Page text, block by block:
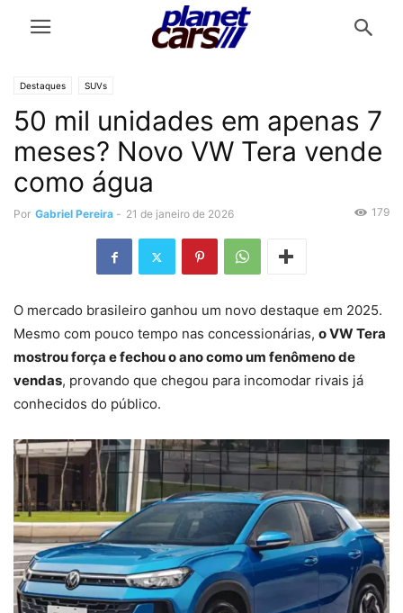
Destaques SUVs
50 mil unidades em apenas 7
meses? Novo VW Tera vende
como água
Por Gabriel Pereira - 21 de janeiro de 2026 179
O mercado brasileiro ganhou um novo destaque em 2025.
Mesmo com pouco tempo nas concessionárias, o VW Tera
mostrou força e fechou o ano como um fenômeno de
vendas, provando que chegou para incomodar rivais já
conhecidos do público.